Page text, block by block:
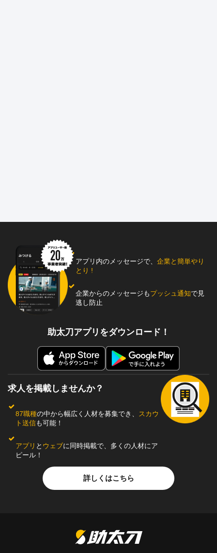
アプリ内のメッセージで、 企業と簡単やり
とり !
企業からのメッセージもプッシュ通知で見
逃し防止
助太刀アプリをダウンロード！
求人を掲載しませんか？
87職種の中から幅広く人材を募集でき、
スカウ
ト送信も可能！
アプリ と ウェブに同時掲載で、多くの人材にア
ピール！
詳しくはこちら